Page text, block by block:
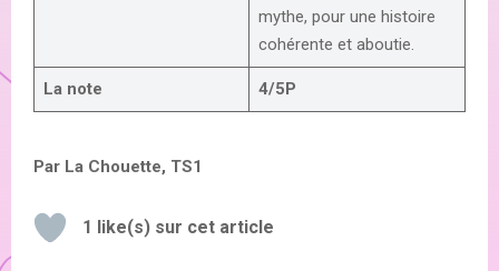
mythe, pour une histoire
cohérente et aboutie.
La note 4/5P
Par La Chouette, TS1
1 like(s) sur cet article